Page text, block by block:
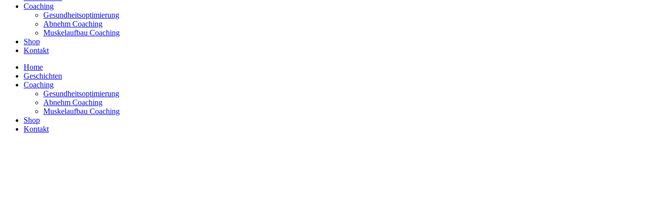
Coaching
Gesundheitsoptimierung
Abnehm Coaching
Muskelaufbau Coaching
Shop
Kontakt
Home
Geschichten
Coaching
Gesundheitsoptimierung
Abnehm Coaching
Muskelaufbau Coaching
Shop
Kontakt